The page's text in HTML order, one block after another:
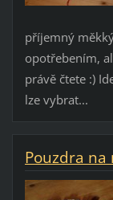
příjemný
opotřebením,
právě čtete :)
lze vybrat...
Pouzdra na